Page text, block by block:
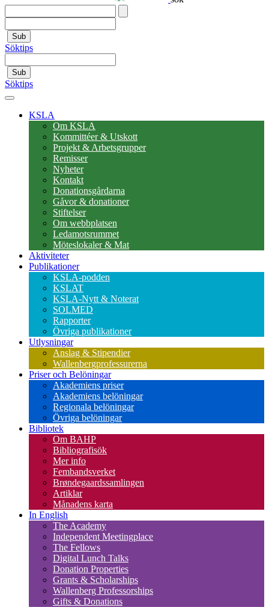
Sub
Söktips
Sub
Söktips
KSLA
Om KSLA
Kommittéer & Utskott
Projekt & Arbetsgrupper
Remisser
Nyheter
Kontakt
Donationsgårdarna
Gåvor & donationer
Stiftelser
Om webbplatsen
Ledamotsrummet
Möteslokaler & Mat
Aktiviteter
Publikationer
KSLA-podden
KSLAT
KSLA-Nytt & Noterat
SOLMED
Rapporter
Övriga publikationer
Utlysningar
Anslag & Stipendier
Wallenbergprofessurerna
Priser och Belöningar
Akademiens priser
Akademiens belöningar
Regionala belöningar
Övriga belöningar
Bibliotek
Om BAHP
Bibliografisök
Mer info
Fembandsverket
Brøndegaardssamlingen
Artiklar
Månadens karta
In English
The Academy
Independent Meetingplace
The Fellows
Digital Lunch Talks
Donation Properties
Grants & Scholarships
Wallenberg Professorships
Gifts & Donations